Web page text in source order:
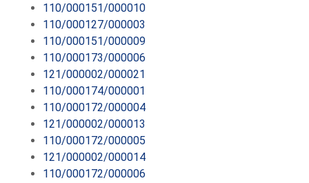
110/000151/000010
110/000127/000003
110/000151/000009
110/000173/000006
121/000002/000021
110/000174/000001
110/000172/000004
121/000002/000013
110/000172/000005
121/000002/000014
110/000172/000006